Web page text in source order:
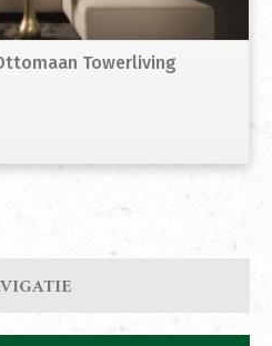
Towerliving